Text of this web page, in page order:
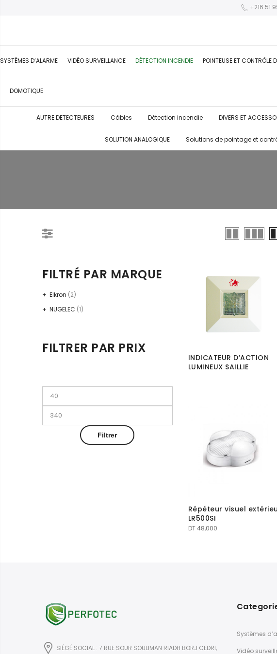
+216 51
SYSTÈMES D’ALARME VIDÉO SURVEILLANCE DÉTECTION INCENDIE POINTEUSE ET CONTRÔLE
DOMOTIQUE
AUTRE DETECTEURES Câbles Détection incendie DIVERS ET
SOLUTION ANALOGIQUE Solutions de pointage et
INDICATEUR D’ACTION
LUMINEUX SAILLIE
Répéteur visuel
LR500SI
DT48,000
FILTRÉ PAR MARQUE
Elkron (2)
NUGELEC (1)
FILTRER PAR PRIX
Filtrer
SIÉGÉ SOCIAL : 7 RUE SOUR SOULIMAN RIADH BORJ CEDRI,
Systèmes
Vidéo